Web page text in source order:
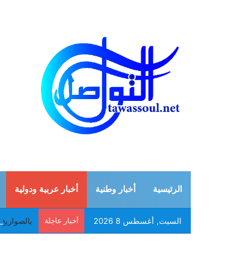
الرئيسية أخبار وطنية أخبار عربية ودولية
السبت, أغسطس 8 2026 أخبار عاجلة